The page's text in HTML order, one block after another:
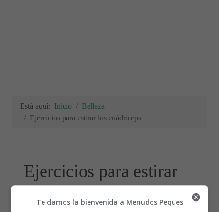
Está aquí: Inicio
Belleza
Ejercicios para estirar los cuádriceps
Ejercicios para estirar
los cuádriceps
Te damos la bienvenida a Menudos Peques